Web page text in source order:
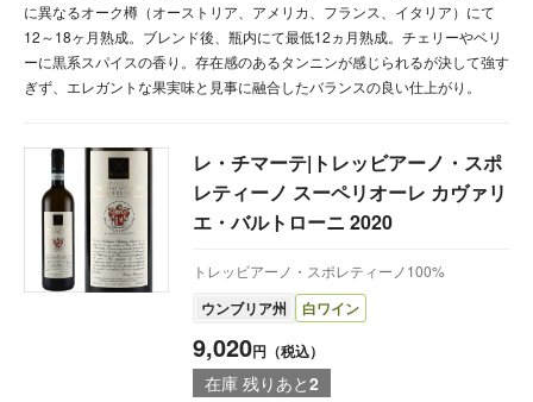
に異なるオーク樽（オーストリア、アメリカ、フランス、イタリア）にて
12～18ヶ月熟成。ブレンド後、瓶内にて最低12ヵ月熟成。チェリーやベリ
ーに黒系スパイスの香り。存在感のあるタンニンが感じられるが決して強す
ぎず、エレガントな果実味と見事に融合したバランスの良い仕上がり。
レ・チマーテ|トレッビアーノ・スポ
レティーノ スーペリオーレ カヴァリ
エ・バルトローニ 2020
トレッビアーノ・スポレティーノ100%
ウンブリア州 白ワイン
9,020円（税込）
在庫 残りあと2